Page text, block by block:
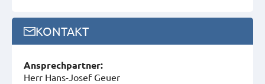
KONTAKT
Ansprech­partner:
Herr Hans-Josef Geuer